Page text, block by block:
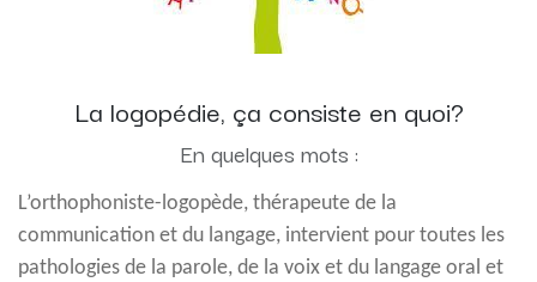
La logopédie, ça consiste en quoi?
En quelques mots :
L’orthophoniste-logopède, thérapeute de la
communication et du langage, intervient pour toutes les
pathologies de la parole, de la voix et du langage oral et